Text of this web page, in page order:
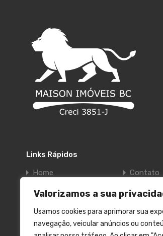
Valorizamos a sua
Usamos cookies para aprimorar sua
navegação, veicular anúncios ou
Links Rápidos
Home
Contato
Quem Somos
Política